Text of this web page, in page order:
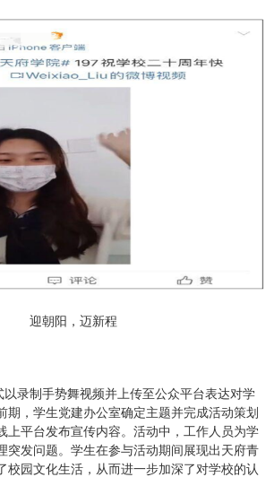
迎朝阳，迈新程
以录制手势舞视频并上传至公众平台表达对学
期，学生党建办公室确定主题并完成活动策划
上平台发布宣传内容。活动中，工作人员为学
突发问题。学生在参与活动期间展现出天府青
校园文化生活，从而进一步加深了对学校的认